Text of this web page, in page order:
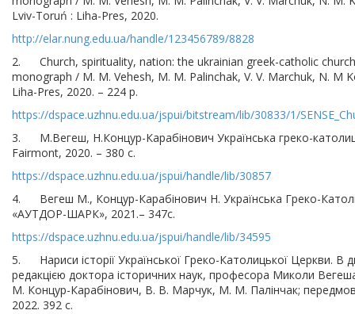
Lviv-Toruń : Liha-Pres, 2020.
http://elar.nung.edu.ua/handle/123456789/8828
2. Church, spirituality, nation: the ukrainian greek-catholic
monograph / M. M. Vehesh, M. M. Palinchak, V. V. Marchuk, N. M
Liha-Pres, 2020. – 224 p.
https://dspace.uzhnu.edu.ua/jspui/bitstream/lib/30833/1/
3. М.Вегеш, Н.Концур-Карабінович Українська греко-
Fairmont, 2020. – 380 c.
https://dspace.uzhnu.edu.ua/jspui/handle/lib/30857
4. Вегеш М., Концур-Карабінович Н. Українська Греко-
«АУТДОР-ШАРК», 2021.– 347с.
https://dspace.uzhnu.edu.ua/jspui/handle/lib/34595
5. Нариси історії Української Греко-Католицької Церкви. В
редакцією доктора історичних наук, професора Миколи
М. Концур-Карабінович, В. В. Марчук, М. М. Палінчак;
2022. 392 с.